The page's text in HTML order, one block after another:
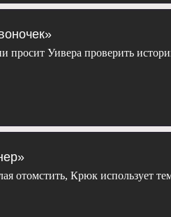
просит Уивера проверить
отомстить, Крюк использует